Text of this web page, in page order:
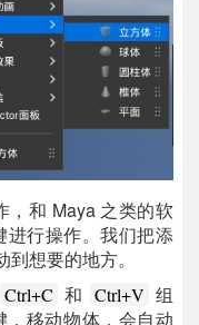
，和 Maya 之类的软
进行操作。我们把添
想要的地方。
Ctrl+C 和 Ctrl+V 组
，移动物体，会自动